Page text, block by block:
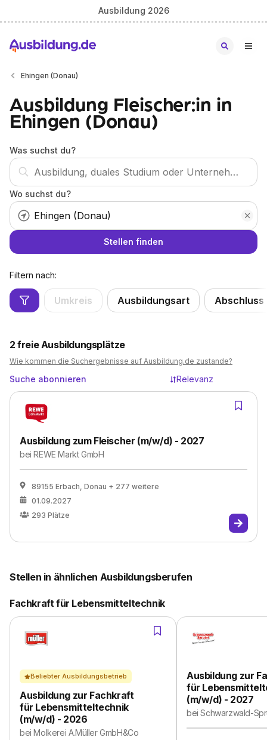
Ausbildung 2026
Ehingen (Donau)
Ausbildung Fleischer:in in
Ehingen (Donau)
Was suchst du?
Wo suchst du?
Stellen finden
Filtern nach:
Umkreis Ausbildungsart Abschluss
2 freie Ausbildungsplätze
Wie kommen die Suchergebnisse auf Ausbildung.de zustande?
Suche abonnieren Relevanz
Ausbildung zum Fleischer (m/w/d) - 2027
beiREWE Markt GmbH
89155 Erbach, Donau + 277 weitere
01.09.2027
293 Plätze
Stellen in ähnlichen Ausbildungsberufen
Fachkraft für Lebensmitteltechnik
Ausbildung zur Fachkraft
für Lebensmitteltechnik
(m/w/d) - 2026
beiMolkerei A.Müller GmbH&Co
Beliebter Ausbildungsbetrieb
Ausbildung zur
für
(m/w/d) - 2027
beiSchwarzwald-